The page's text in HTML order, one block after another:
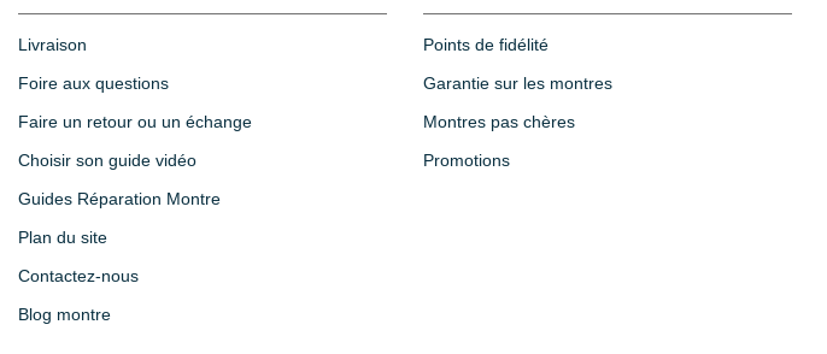
Livraison
Foire aux questions
Faire un retour ou un échange
Choisir son guide vidéo
Guides Réparation Montre
Plan du site
Contactez-nous
Blog montre
Points de fidélité
Garantie sur les montres
Montres pas chères
Promotions